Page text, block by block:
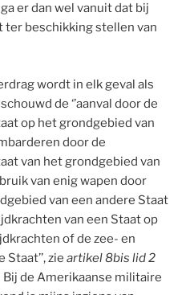
ga er dan wel vanuit dat bij
ter beschikking stellen van
wordt in elk geval als
de ‘’aanval door de
op het grondgebied van
door de
van het grondgebied van
van enig wapen door
van een andere Staat
van een Staat op
of de zee- en
zie artikel 8bis lid 2
Bij de Amerikaanse militaire